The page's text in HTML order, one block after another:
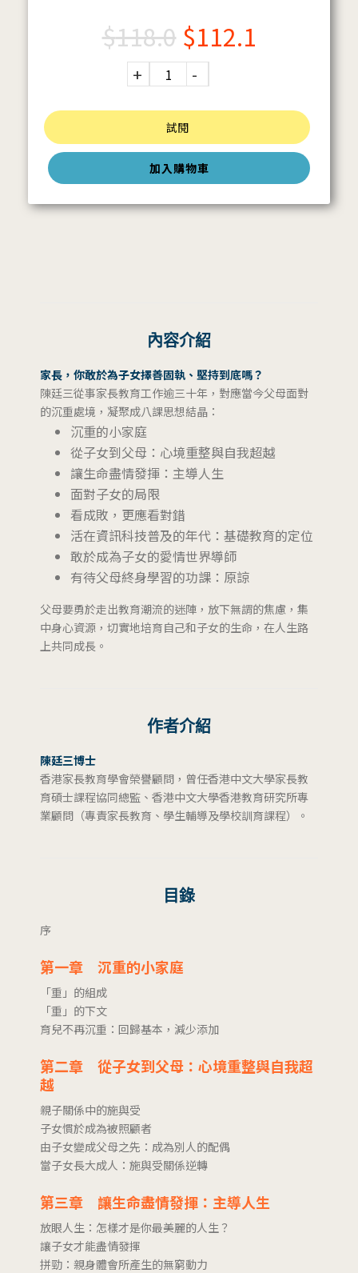
加入購物車
試閱
$118.0 $112.1
內容介紹
家長，你敢於為子女擇善固執、堅持到底嗎？
陳廷三從事家長教育工作逾三十年，對應當今父母面對
的沉重處境，凝聚成八課思想結晶：
沉重的小家庭
從子女到父母：心境重整與自我超越
讓生命盡情發揮：主導人生
面對子女的局限
看成敗，更應看對錯
活在資訊科技普及的年代：基礎教育的定位
敢於成為子女的愛情世界導師
有待父母終身學習的功課：原諒
父母要勇於走出教育潮流的迷陣，放下無謂的焦慮，集
中身心資源，切實地培育自己和子女的生命，在人生路
上共同成長。
作者介紹
陳廷三博士
香港家長教育學會榮譽顧問，曾任香港中文大學家長教
育碩士課程協同總監、香港中文大學香港教育研究所專
業顧問（專責家長教育、學生輔導及學校訓育課程）。
目錄
序
第一章 沉重的小家庭
「重」的組成
「重」的下文
育兒不再沉重：回歸基本，減少添加
第二章 從子女到父母：心境重整與自我超
越
親子關係中的施與受
子女慣於成為被照顧者
由子女變成父母之先：成為別人的配偶
當子女長大成人：施與受關係逆轉
第三章 讓生命盡情發揮：主導人生
放眼人生：怎樣才是你最美麗的人生？
讓子女才能盡情發揮
拼勁：親身體會所產生的無窮動力